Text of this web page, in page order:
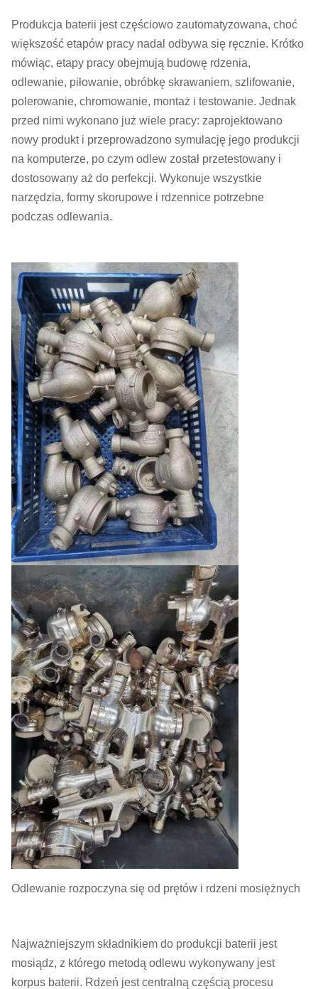
Produkcja baterii jest częściowo zautomatyzowana, choć
większość etapów pracy nadal odbywa się ręcznie. Krótko
mówiąc, etapy pracy obejmują budowę rdzenia,
odlewanie, piłowanie, obróbkę skrawaniem, szlifowanie,
polerowanie, chromowanie, montaż i testowanie. Jednak
przed nimi wykonano już wiele pracy: zaprojektowano
nowy produkt i przeprowadzono symulację jego produkcji
na komputerze, po czym odlew został przetestowany i
dostosowany aż do perfekcji. Wykonuje wszystkie
narzędzia, formy skorupowe i rdzennice potrzebne
podczas odlewania.
Odlewanie rozpoczyna się od prętów i rdzeni mosiężnych
Najważniejszym składnikiem do produkcji baterii jest
mosiądz, z którego metodą odlewu wykonywany jest
korpus baterii. Rdzeń jest centralną częścią procesu